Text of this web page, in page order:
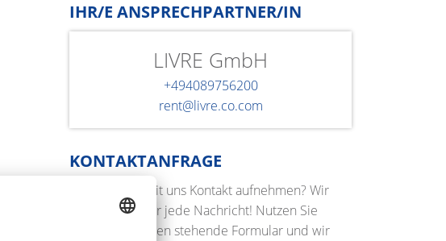
IHR/E ANSPRECHPARTNER/IN
LIVRE GmbH
+494089756200
rent@livre.co.com
KONTAKTANFRAGE
Sie möchten mit uns Kontakt aufnehmen? Wir
freuen uns über jede Nachricht! Nutzen Sie
einfach das unten stehende Formular und wir